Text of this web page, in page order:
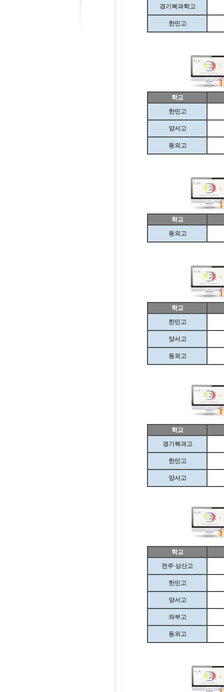
경기북과학고
한민고
학교
한민고
양서고
동외고
학교
동외고
학교
한민고
양서고
동외고
학교
경기북과고
한민고
양서고
학교
전주 상산고
한민고
양서고
와부고
동외고